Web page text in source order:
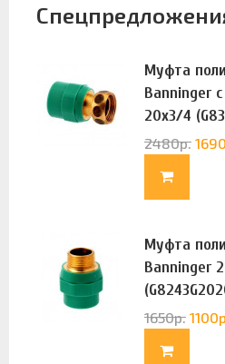
Муфта
Banninger
20х3/4
2480р. 1690
Муфта
Banninger
1650р. 1100